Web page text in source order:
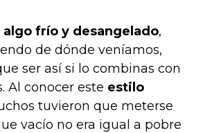
algo frío y desangelado,
de dónde veníamos,
ser así si lo combinas con
Al conocer este estilo
tuvieron que meterse
vacío no era igual a pobre